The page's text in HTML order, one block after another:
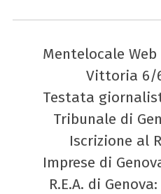
Mentelocale
Vittoria 6/
Testata
Tribunale di
Iscrizione al
Imprese di
R.E.A. di